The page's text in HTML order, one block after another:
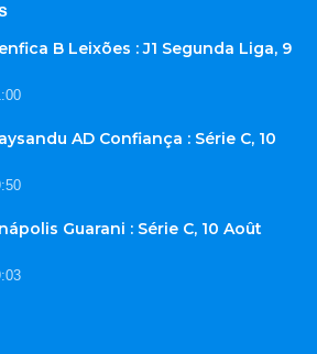
B Leixões : J1 Segunda Liga, 9
AD Confiança : Série C, 10
Guarani : Série C, 10 Août